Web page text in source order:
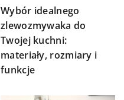
Wybór idealnego
zlewozmywaka do
Twojej kuchni:
materiały, rozmiary i
funkcje